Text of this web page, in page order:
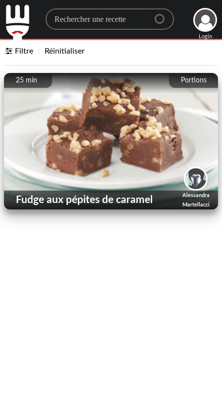
Search for a recipe
Login
Filtre Réinitialiser
Portions
25 min
Alessandra
Martellacci
Fudge aux pépites de caramel